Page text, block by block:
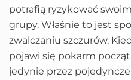
potrafią ryzykować
grupy. Właśnie to jest
zwalczaniu szczurów.
pojawi się pokarm
jedynie przez